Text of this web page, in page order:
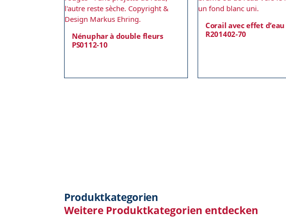
Nénuphar à double fleurs
PS0112-10
Corail avec effet d’eau
R201402-70
Produktkategorien
Weitere Produktkategorien entdecken